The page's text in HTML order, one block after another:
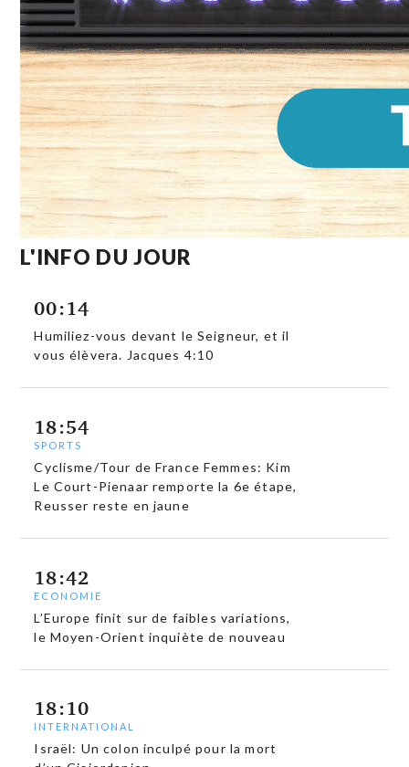
L'INFO DU JOUR
00:14
Humiliez-vous devant le Seigneur, et il
vous élèvera. Jacques 4:10
18:54
SPORTS
Cyclisme/Tour de France Femmes: Kim
Le Court-Pienaar remporte la 6e étape,
Reusser reste en jaune
18:42
ECONOMIE
L’Europe finit sur de faibles variations,
le Moyen-Orient inquiète de nouveau
18:10
INTERNATIONAL
Israël: Un colon inculpé pour la mort